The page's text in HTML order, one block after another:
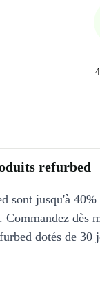
refurbed
sont jusqu'à 40%
Commandez dès
dotés de 30